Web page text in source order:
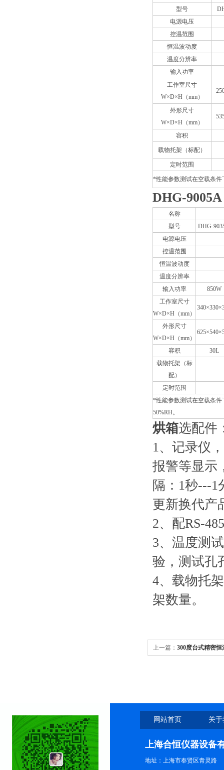
型号
电源电压
控温范围
恒温波动度
温度分辨率
输入功率
工作室尺寸
W×D×H（mm）
外形尺寸
W×D×H（mm）
容积
载物托架（标配）
定时范围
*性能参数测试在空载条
DHG-
名称
型号
DHG-
电源电压
控温范围
恒温波动度
温度分辨率
输入功率
850W
工作室尺寸
W×D×H（mm）
外形尺寸
W×D×H（mm）
容积
30L
载物托架（标
配）
定时范围
*性能参数测试在空载条
50%RH。
烘箱选配件
1、记录仪
报警等显示
隔：1秒---1
更新换代产
2、配RS-
3、温度测
验，测试孔
4、载物托
架数量。
上一篇： 300度台式精密
网站首页 关
上海合恒仪器设备
地址：上海市奉贤区青灵路